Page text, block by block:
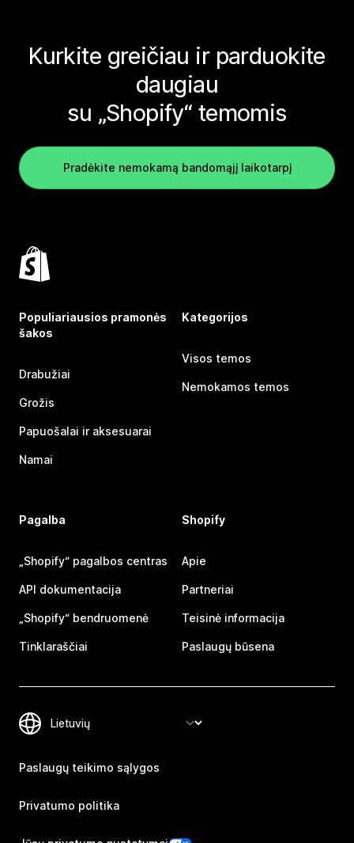
Kurkite greičiau ir parduokite
daugiau
su „Shopify“ temomis
Pradėkite nemokamą bandomąjį laikotarpį
Populiariausios pramonės
šakos
Drabužiai
Grožis
Papuošalai ir aksesuarai
Namai
Kategorijos
Visos temos
Nemokamos temos
Pagalba
„Shopify“ pagalbos centras
API dokumentacija
„Shopify“ bendruomenė
Tinklaraščiai
Shopify
Apie
Partneriai
Teisinė informacija
Paslaugų būsena
Paslaugų teikimo sąlygos
Privatumo politika